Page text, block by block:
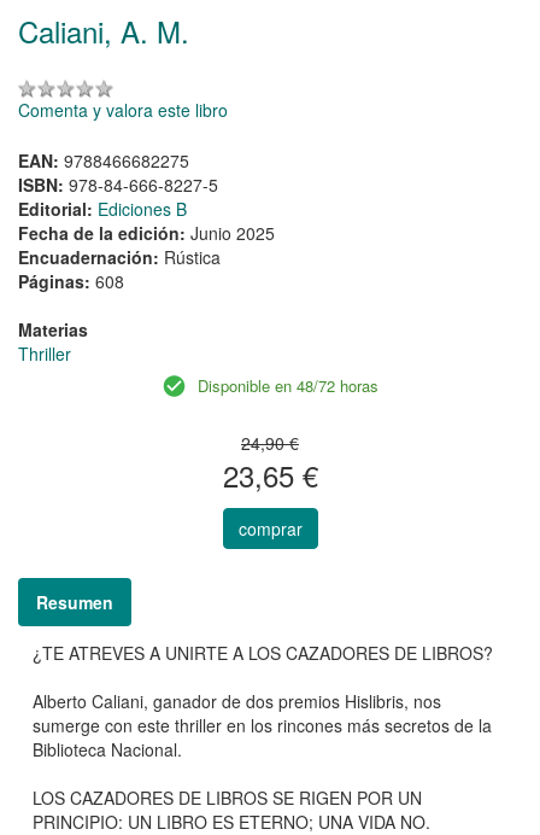
Caliani, A. M.
Comenta y valora este libro
EAN: 9788466682275
ISBN: 978-84-666-8227-5
Editorial: Ediciones B
Fecha de la edición: Junio 2025
Encuadernación: Rústica
Páginas: 608
Materias
Thriller
Disponible en 48/72 horas
24,90 €
23,65 €
comprar
Resumen
¿TE ATREVES A UNIRTE A LOS CAZADORES DE LIBROS?
Alberto Caliani, ganador de dos premios Hislibris, nos
sumerge con este thriller en los rincones más secretos de la
Biblioteca Nacional.
LOS CAZADORES DE LIBROS SE RIGEN POR UN
PRINCIPIO: UN LIBRO ES ETERNO; UNA VIDA NO.